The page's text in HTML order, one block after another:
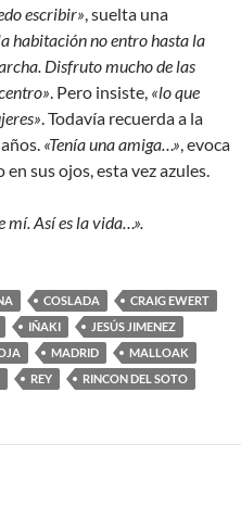
escribir», suelta una
habitación no entro hasta la
Disfruto mucho de las
. Pero insiste, «lo que
. Todavía recuerda a la
años. «Tenía una amiga…», evoca
sus ojos, esta vez azules.
mí. Así es la vida…».
COSLADA
CRAIG EWERT
IÑAKI
JESÚS JIMENEZ
MADRID
MALLOAK
REY RINCON DEL SOTO